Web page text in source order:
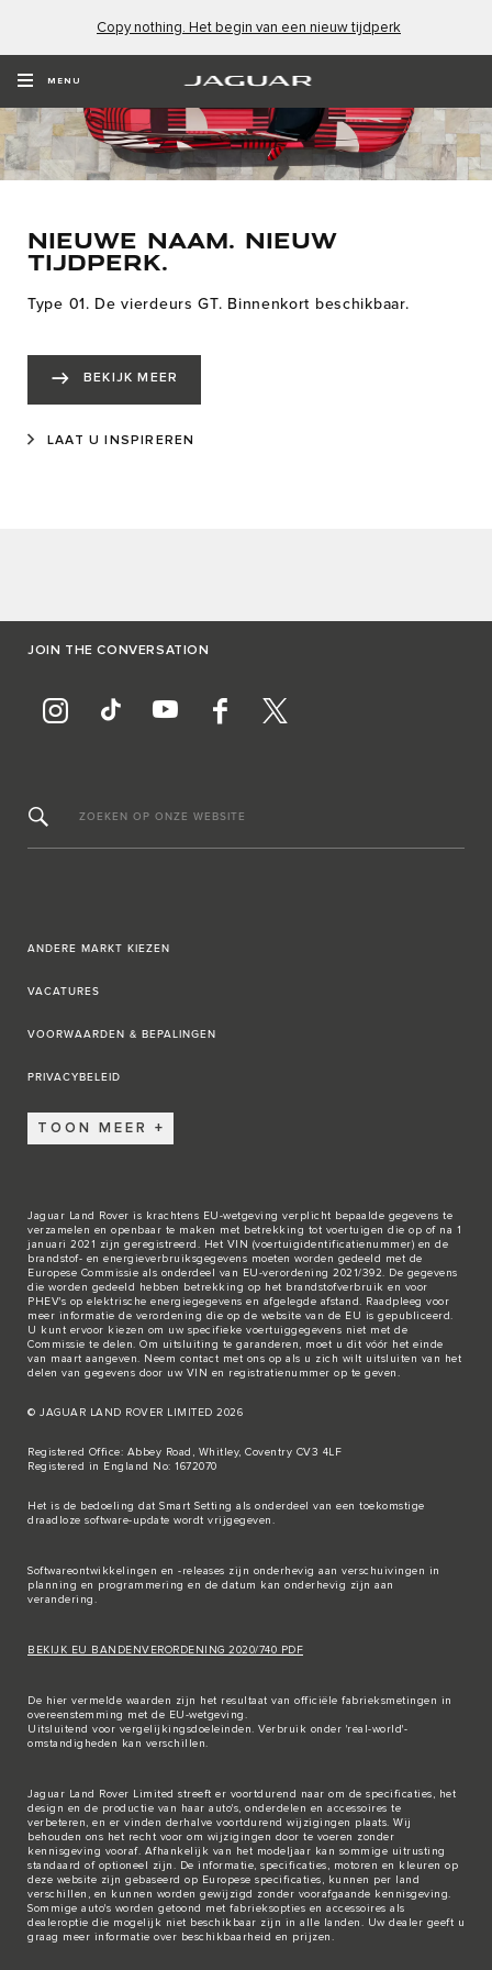
Copy nothing. Het begin van een nieuw tijdperk
MENU
NIEUWE NAAM. NIEUW
TIJDPERK.
Type 01. De vierdeurs GT. Binnenkort beschikbaar.
BEKIJK MEER
LAAT U INSPIREREN
JOIN THE CONVERSATION
ZOEKEN OP ONZE WEBSITE
ANDERE MARKT KIEZEN
VACATURES
VOORWAARDEN & BEPALINGEN
PRIVACYBELEID
TOON MEER
Jaguar Land Rover is krachtens EU-wetgeving verplicht bepaalde gegevens te
verzamelen en openbaar te maken met betrekking tot voertuigen die op of na 1
januari 2021 zijn geregistreerd. Het VIN (voertuigidentificatienummer) en de
brandstof- en energieverbruiksgegevens moeten worden gedeeld met de
Europese Commissie als onderdeel van EU-verordening 2021/392. De gegevens
die worden gedeeld hebben betrekking op het brandstofverbruik en voor
PHEV's op elektrische energiegegevens en afgelegde afstand. Raadpleeg voor
meer informatie de verordening die op de website van de EU is gepubliceerd.
U kunt ervoor kiezen om uw specifieke voertuiggegevens niet met de
Commissie te delen. Om uitsluiting te garanderen, moet u dit vóór het einde
van maart aangeven. Neem contact met ons op als u zich wilt uitsluiten van het
delen van gegevens door uw VIN en registratienummer op te geven.
© JAGUAR LAND ROVER LIMITED 2026
Registered Office: Abbey Road, Whitley, Coventry CV3 4LF
Registered in England No: 1672070
Het is de bedoeling dat Smart Setting als onderdeel van een toekomstige
draadloze software-update wordt vrijgegeven.
Softwareontwikkelingen en -releases zijn onderhevig aan verschuivingen in
planning en programmering en de datum kan onderhevig zijn aan
verandering.
BEKIJK EU BANDENVERORDENING 2020/740 PDF
De hier vermelde waarden zijn het resultaat van officiële fabrieksmetingen in
overeenstemming met de EU-wetgeving.
Uitsluitend voor vergelijkingsdoeleinden. Verbruik onder 'real-world'-
omstandigheden kan verschillen.
Jaguar Land Rover Limited streeft er voortdurend naar om de specificaties, het
design en de productie van haar auto's, onderdelen en accessoires te
verbeteren, en er vinden derhalve voortdurend wijzigingen plaats. Wij
behouden ons het recht voor om wijzigingen door te voeren zonder
kennisgeving vooraf. Afhankelijk van het modeljaar kan sommige uitrusting
standaard of optioneel zijn. De informatie, specificaties, motoren en kleuren op
deze website zijn gebaseerd op Europese specificaties, kunnen per land
verschillen, en kunnen worden gewijzigd zonder voorafgaande kennisgeving.
Sommige auto's worden getoond met fabrieksopties en accessoires als
dealeroptie die mogelijk niet beschikbaar zijn in alle landen. Uw dealer geeft u
graag meer informatie over beschikbaarheid en prijzen.